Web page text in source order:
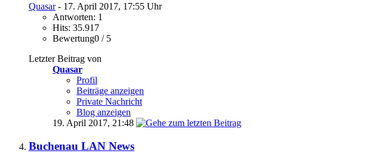
Quasar- 17. April 2017, 17:55 Uhr
Antworten: 1
Hits: 35.917
Bewertung0 / 5
Letzter Beitrag von
Quasar
Profil
Beiträge anzeigen
Private Nachricht
Blog anzeigen
19. April 2017, 21:48
Buchenau LAN News